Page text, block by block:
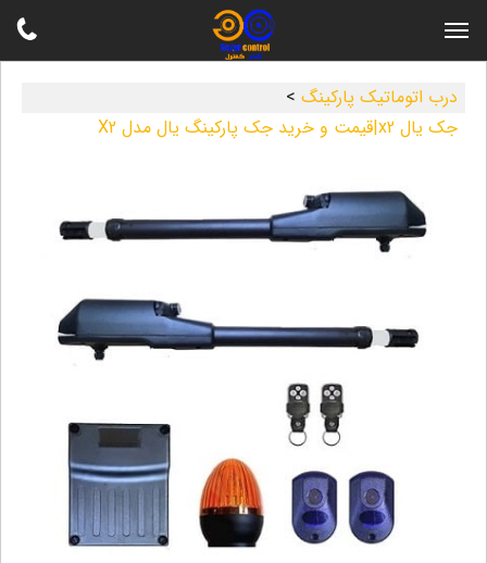
درب اتوماتیک پارکینگ >
جک یال x2|قیمت و خرید جک پارکینگ یال مدل X2